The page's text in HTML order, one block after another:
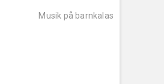
post:
Musik på barnkalas